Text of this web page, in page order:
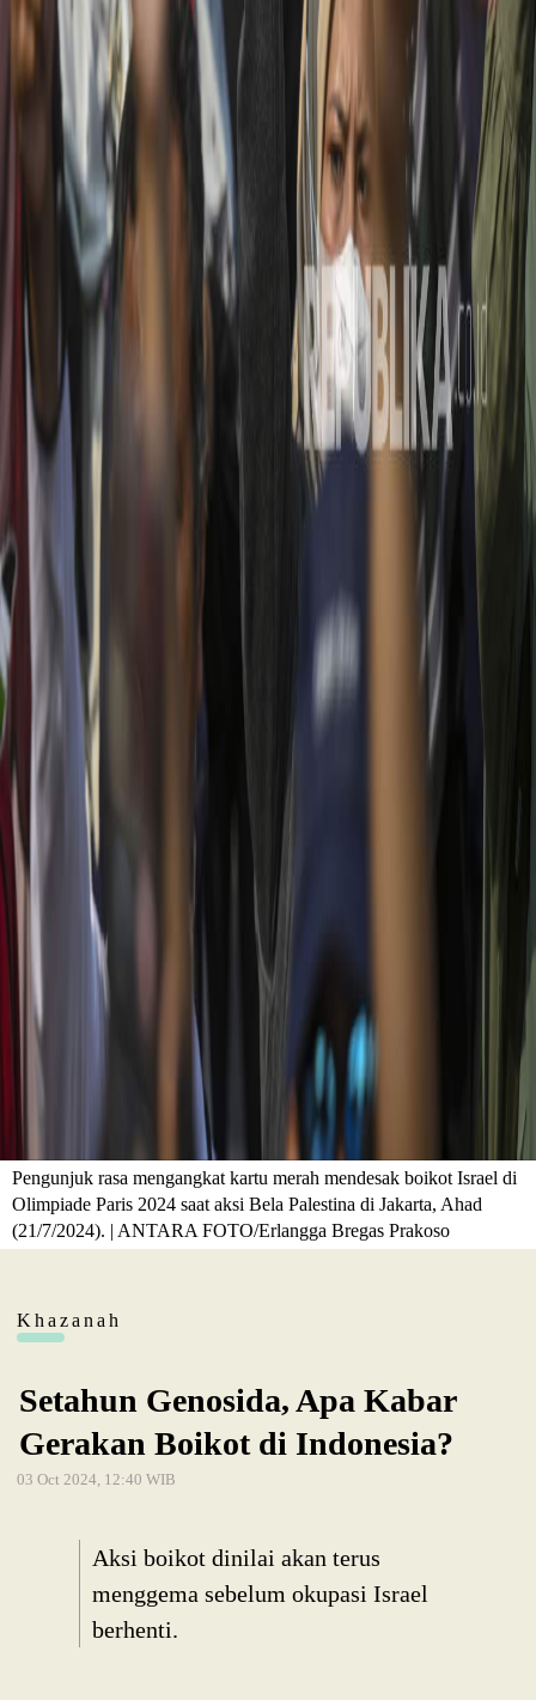
Pengunjuk rasa mengangkat kartu merah mendesak boikot Israel di
Olimpiade Paris 2024 saat aksi Bela Palestina di Jakarta, Ahad
(21/7/2024). | ANTARA FOTO/Erlangga Bregas Prakoso
Khazanah
Setahun Genosida, Apa Kabar
Gerakan Boikot di Indonesia?
03 Oct 2024, 12:40 WIB
Aksi boikot dinilai akan terus
menggema sebelum okupasi Israel
berhenti.